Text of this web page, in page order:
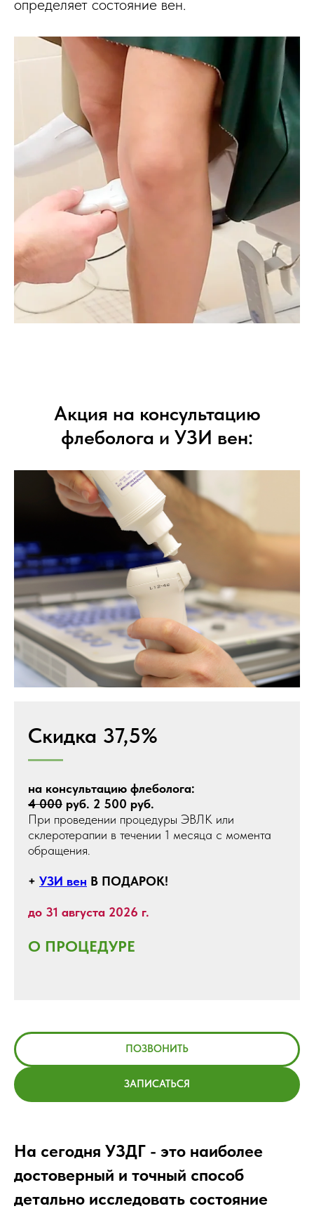
определяет состояние вен.
Акция на консультацию
флеболога и УЗИ вен:
Скидка 37,5%
на консультацию флеболога:
4 000 руб. 2 500 руб.
При проведении процедуры ЭВЛК или
склеротерапии в течении 1 месяца с момента
обращения.
+ УЗИ вен В ПОДАРОК!
до 31 августа 2026 г.
О ПРОЦЕДУРЕ
ПОЗВОНИТЬ
ЗАПИСАТЬСЯ
На сегодня УЗДГ - это наиболее
достоверный и точный способ
детально исследовать состояние